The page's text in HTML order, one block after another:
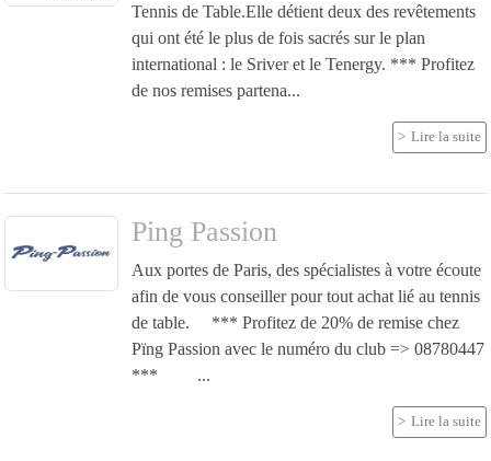
Tennis de Table.Elle détient deux des revêtements
qui ont été le plus de fois sacrés sur le plan
international : le Sriver et le Tenergy. *** Profitez
de nos remises partena...
Lire la suite
Ping Passion
Aux portes de Paris, des spécialistes à votre écoute
afin de vous conseiller pour tout achat lié au tennis
de table. *** Profitez de 20% de remise chez
Pïng Passion avec le numéro du club => 08780447
*** ...
Lire la suite